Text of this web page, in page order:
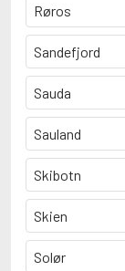
Røros
Sandefjord
Sauda
Sauland
Skibotn
Skien
Solør